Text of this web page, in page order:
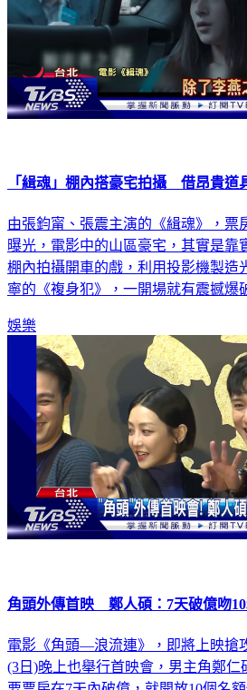
「緝魂」棚內搭豪宅拍攝 借昂貴道
由張鈞甯、張震主演的《緝魂》，票
曝光，電影中的山區豪宅，其實是靠
棚內拍攝開車的戲，利用投影機製造
寧的《複身犯》，一開場就有震撼爆
娛樂
角頭外傳首映 鄭人碩：7天破億吻
電影《角頭—浪流連》，即將上映搶
(3日)晚上也舉行首映會，男主角鄭仁